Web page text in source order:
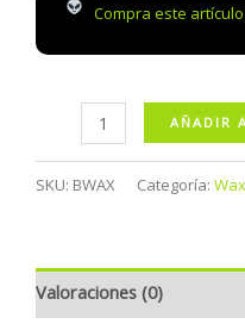
Compra este
Quemar
AÑADIR
SKU: BWAX Categoría:
Valoraciones (0)